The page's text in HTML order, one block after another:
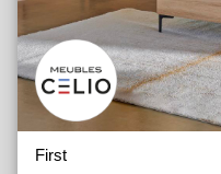
First